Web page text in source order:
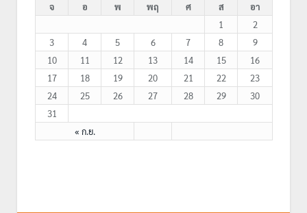
จ
อ พ พฤ ศ ส อา
« ก.ย.
1
2
3
4 5 6 7 8
9
10
11 12 13 14 15
16
17
18 19 20 21 22
23
24
25 26 27 28 29
30
31